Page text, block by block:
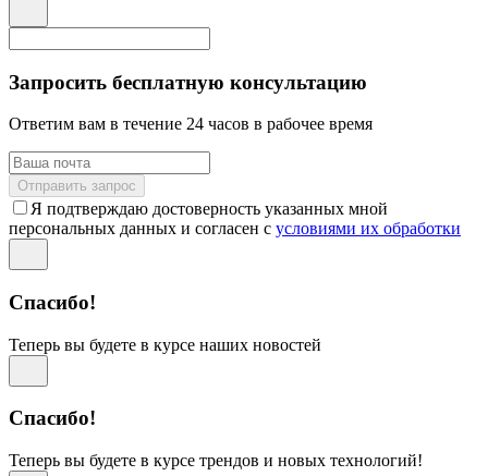
Запросить бесплатную консультацию
Ответим вам в течение 24 часов в рабочее время
Отправить запрос
Я подтверждаю достоверность указанных мной
персональных данных и согласен с условиями их обработки
Спасибо!
Теперь вы будете в курсе наших новостей
Спасибо!
Теперь вы будете в курсе трендов и новых технологий!